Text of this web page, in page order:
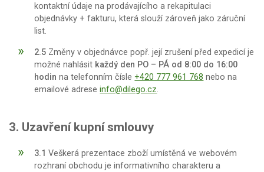
kontaktní údaje na prodávajícího a rekapitulaci
objednávky + fakturu, která slouží zároveň jako záruční
list.
2.5 Změny v objednávce popř. její zrušení před expedicí je
možné nahlásit každý den PO – PÁ od 8:00 do 16:00
hodin na telefonním čísle +420 777 961 768 nebo na
emailové adreseinfo@dilego.cz.
3. Uzavření kupní smlouvy
3.1 Veškerá prezentace zboží umístěná ve webovém
rozhraní obchodu je informativního charakteru a